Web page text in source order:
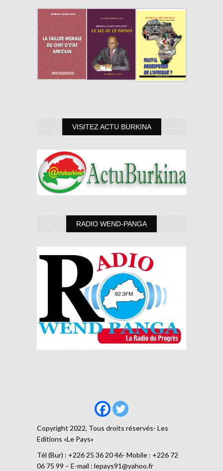
VISITEZ ACTU BURKINA
RADIO WEND-PANGA
Copyright 2022, Tous droits réservés- Les
Editions «Le Pays»
Tél (Bur) : +226 25 36 20 46- Mobile : +226 72
06 75 99 – E-mail : lepays91@yahoo.fr